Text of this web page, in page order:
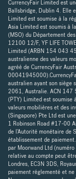
CurrencyFair Limited est
Ballsbridge, Dublin 4. Elle
Limited est soumise à la
Asia Limited est soumis à
(MSO) du Département
12100 12/F, YF LIFE
Limited (ARBN 154 043
australienne des valeurs
agréé de CurrencyFair
australien ayant son siège
2061, Australie. ACN 147
(PTY) Limited est soumise
valeurs mobilières et des
(Singapore) Pte Ltd est
1 Robinson Road #17-00
de l'Autorité monétaire de
établissement de
par Moorwand Ltd
relative au compte peut
Londres, EC3N 3DS,
paiement réglementé et